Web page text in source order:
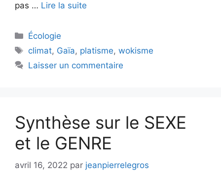
pas … Lire la suite
Catégories
Écologie
Étiquettes
climat, Gaïa, platisme,wokisme
Laisser un commentaire
Synthèse sur le SEXE
et le GENRE
avril 16, 2022 par jeanpierrelegros